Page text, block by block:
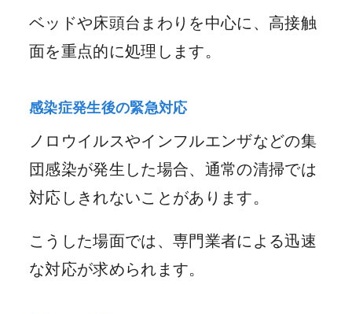
ベッドや床頭台まわりを中心に、高接触
面を重点的に処理します。
感染症発生後の緊急対応
ノロウイルスやインフルエンザなどの集
団感染が発生した場合、通常の清掃では
対応しきれないことがあります。
こうした場面では、専門業者による迅速
な対応が求められます。